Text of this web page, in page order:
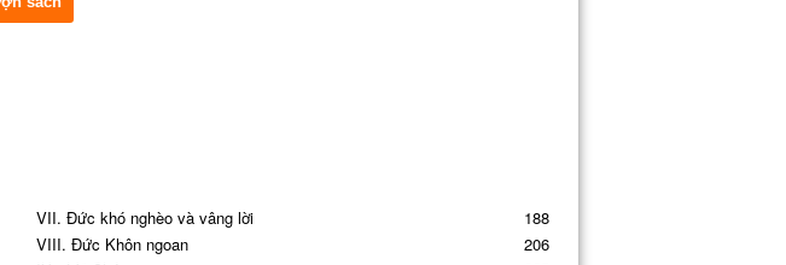
VII. Đức khó nghèo và vâng lời
188
VIII. Đức Khôn ngoan
206